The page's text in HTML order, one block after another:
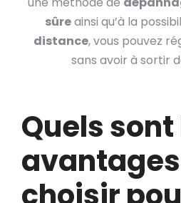
sûreainsi qu’à la
distance, vous pouvez
sans avoir à sortir
Quels sont